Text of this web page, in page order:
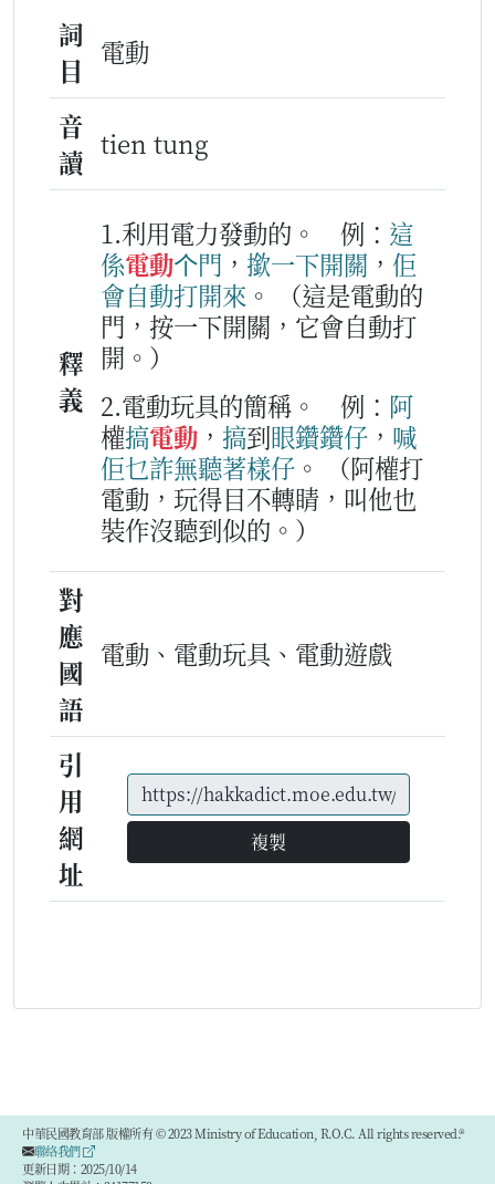
詞
目
電動
音
讀
tien tung
釋
義
1.利用電力發動的。 例： 這
係電動个門 ， 撳一下開關 ， 佢
會自動打開來 。
（這是電動的
門，按一下開關，它會自動打
開。）
2.電動玩具的簡稱。
例： 阿
權搞電動 ， 搞到眼鑽鑽仔 ， 喊
佢乜詐無聽著樣仔 。
（阿權打
電動，玩得目不轉睛，叫他也
裝作沒聽到似的。）
對
應
國
語
電動、電動玩具、電動遊戲
引
用
網
址
複製
中華民國教育部 版權所有 © 2023 Ministry of Education, R.O.C. All rights reserved.®
聯絡我們
更新日期：2025/10/14